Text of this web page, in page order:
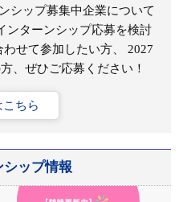
シップ募集中企業について
ンターンシップ応募を検討
せて参加したい方、 2027
、ぜひご応募ください！
ちら
シップ情報